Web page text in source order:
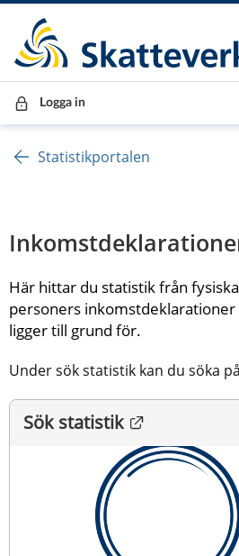
Till innehåll
Till navigationen
Till chattrobot
Logga in
Statistikportalen
Här hittar du statistik från
personers inkomstdeklarationer
ligger till grund för.
Under sök statistik kan du söka
Sök statistik Länk till